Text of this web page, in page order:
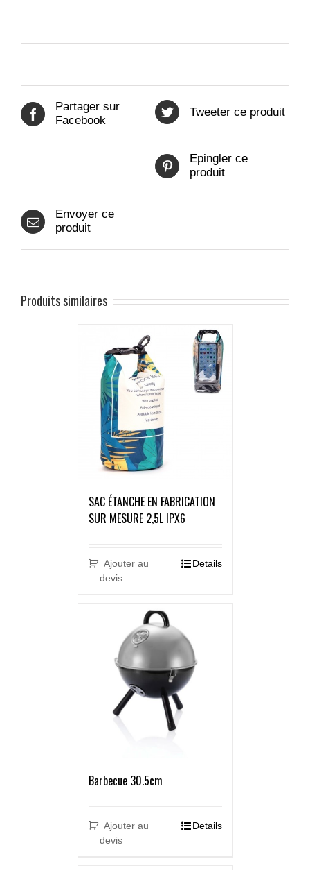
Partager sur
Facebook
Tweeter ce produit
Epingler ce
produit
Envoyer ce
produit
Produits similaires
SAC ÉTANCHE EN FABRICATION
SUR MESURE 2,5L IPX6
Ajouter au
devis
Details
Barbecue 30.5cm
Ajouter au
devis
Details